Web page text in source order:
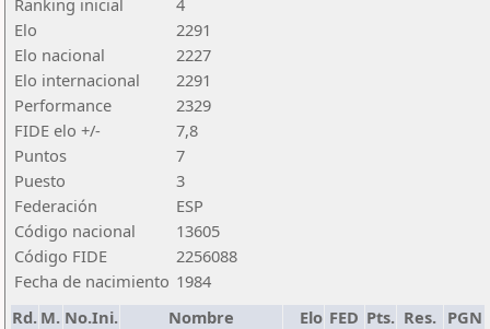
Ranking inicial
4
Elo
2291
Elo nacional
2227
Elo internacional
2291
Performance
2329
FIDE elo +/-
7,8
Puntos
7
Puesto
3
Federación
ESP
Código nacional
13605
Código FIDE
2256088
Fecha de nacimiento 1984
Rd. M. No.Ini. Nombre Elo FED Pts. Res. PGN